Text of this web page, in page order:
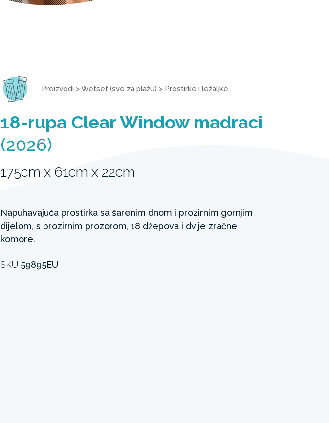
Proizvodi >Wetset (sve za plažu) > Prostirke i ležaljke
18-rupa Clear Window madraci
(2026)
175cm x 61cm x 22cm
Napuhavajuća prostirka sa šarenim dnom i prozirnim gornjim
dijelom, s prozirnim prozorom, 18 džepova i dvije zračne
komore.
SKU 59895EU